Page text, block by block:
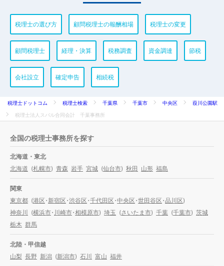
税理士の選び方 顧問税理士の報酬相場 税理士の変更
顧問税理士 経理・決算 税務調査 資金調達 節税
会社設立 確定申告 相続税
税理士ドットコム 税理士検索 千葉県 千葉市 中央区
葭川公園駅
税理士法人スバル合同会計 千葉事務所
全国の税理士事務所を探す
北海道・東北
北海道 (札幌市) 青森 岩手 宮城 (仙台市) 秋田 山形 福島
関東
東京都 (港区・新宿区・渋谷区・千代田区・中央区・世田谷区・品川区)
神奈川 (横浜市・川崎市・相模原市) 埼玉 (さいたま市) 千葉 (千葉市) 茨城
栃木 群馬
北陸・甲信越
山梨 長野 新潟 (新潟市) 石川 富山 福井